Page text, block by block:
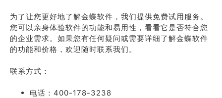
为了让您更好地了解金蝶软件，我们提供免费试用服务。
您可以亲身体验软件的功能和易用性，看看它是否符合您
的企业需求。如果您有任何疑问或需要详细了解金蝶软件
的功能和价格，欢迎随时联系我们。
联系方式：
电话：400-178-3238